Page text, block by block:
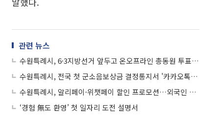
관련 뉴스
수원특례시, 6·3지방선거 앞두고 온오프라인 총동원 투표독려 캠페인
수원특례시, 전국 첫 군소음보상금 결정통지서 '카카오톡 전자고지' 도입
수원특례시, 알리페이·위챗페이 할인 프로모션…외국인 관광객 결제장벽 허문다
‘경험 無도 환영’ 첫 일자리 도전 설명서